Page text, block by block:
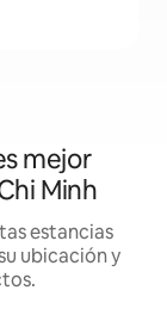
mejor
Minh
estancias
ubicación y